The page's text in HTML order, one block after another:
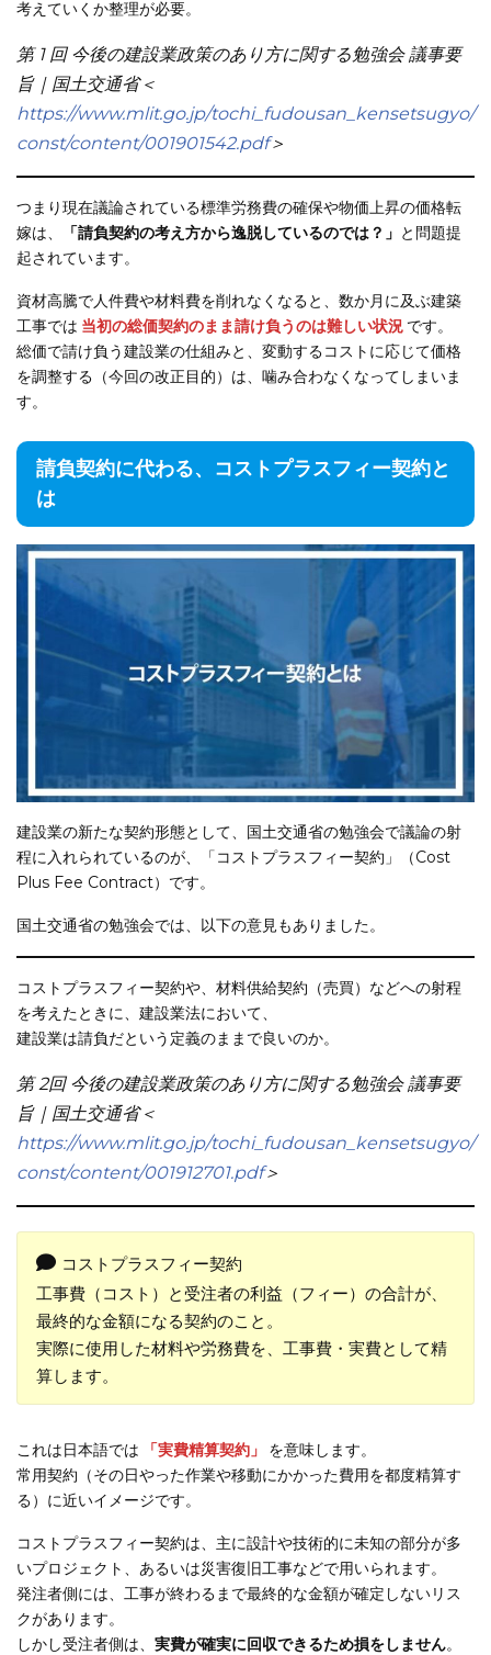
考えていくか整理が必要。
第 1 回 今後の建設業政策のあり方に関する勉強会 議事要
旨｜国土交通省＜
https://www.mlit.go.jp/tochi_fudousan_kensetsugyo/
const/content/001901542.pdf＞
つまり現在議論されている標準労務費の確保や物価上昇の価格転
嫁は、
「請負契約の考え方から逸脱しているのでは？」 と問題提
起されています。
資材高騰で人件費や材料費を削れなくなると、数か月に及ぶ建築
工事では 当初の総価契約のまま請け負うのは難しい状況 です。
総価で請け負う建設業の仕組みと、変動するコストに応じて価格
を調整する（今回の改正目的）は、噛み合わなくなってしまいま
す。
請負契約に代わる、コストプラスフィー契約と
は
建設業の新たな契約形態として、国土交通省の勉強会で議論の射
程に入れられているのが、「コストプラスフィー契約」（Cost
Plus Fee Contract）です。
国土交通省の勉強会では、以下の意見もありました。
コストプラスフィー契約や、材料供給契約（売買）などへの射程
を考えたときに、建設業法において、
建設業は請負だという定義のままで良いのか。
第 2回 今後の建設業政策のあり方に関する勉強会 議事要
旨｜国土交通省＜
https://www.mlit.go.jp/tochi_fudousan_kensetsugyo/
const/content/001912701.pdf＞
コストプラスフィー契約
工事費（コスト）と受注者の利益（フィー）の合計が、
最終的な金額になる契約のこと。
実際に使用した材料や労務費を、工事費・実費として精
算します。
これは日本語では 「実費精算契約」
を意味します。
常用契約（その日やった作業や移動にかかった費用を都度精算す
る）に近いイメージです。
コストプラスフィー契約は、主に設計や技術的に未知の部分が多
いプロジェクト、あるいは災害復旧工事などで用いられます。
発注者側には、工事が終わるまで最終的な金額が確定しないリス
クがあります。
しかし受注者側は、 実費が確実に回収できるため損をしません。